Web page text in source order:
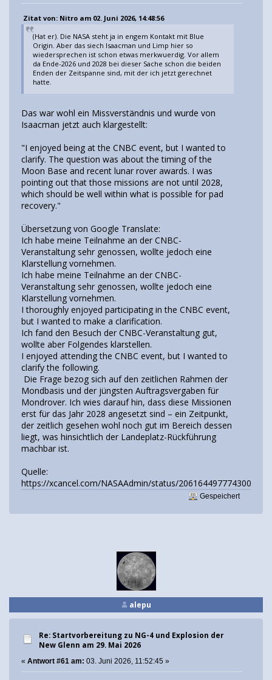
Zitat von: Nitro am 02. Juni 2026, 14:48:56
(Hat er). Die NASA steht ja in engem Kontakt mit Blue
Origin. Aber das siech Isaacman und Limp hier so
wiedersprechen ist schon etwas merkwuerdig. Vor allem
da Ende-2026 und 2028 bei dieser Sache schon die beiden
Enden der Zeitspanne sind, mit der ich jetzt gerechnet
hatte.
Das war wohl ein Missverständnis und wurde von
Isaacman jetzt auch klargestellt:
"I enjoyed being at the CNBC event, but I wanted to
clarify. The question was about the timing of the
Moon Base and recent lunar rover awards. I was
pointing out that those missions are not until 2028,
which should be well within what is possible for pad
recovery."
Übersetzung von Google Translate:
Ich habe meine Teilnahme an der CNBC-
Veranstaltung sehr genossen, wollte jedoch eine
Klarstellung vornehmen.
Ich habe meine Teilnahme an der CNBC-
Veranstaltung sehr genossen, wollte jedoch eine
Klarstellung vornehmen.
I thoroughly enjoyed participating in the CNBC event,
but I wanted to make a clarification.
Ich fand den Besuch der CNBC-Veranstaltung gut,
wollte aber Folgendes klarstellen.
I enjoyed attending the CNBC event, but I wanted to
clarify the following.
Die Frage bezog sich auf den zeitlichen Rahmen der
Mondbasis und der jüngsten Auftragsvergaben für
Mondrover. Ich wies darauf hin, dass diese Missionen
erst für das Jahr 2028 angesetzt sind – ein Zeitpunkt,
der zeitlich gesehen wohl noch gut im Bereich dessen
liegt, was hinsichtlich der Landeplatz-Rückführung
machbar ist.
Quelle:
https://xcancel.com/NASAAdmin/status/2061644977743007816
Gespeichert
alepu
Re: Startvorbereitung zu NG-4 und Explosion der
New Glenn am 29. Mai 2026
« Antwort #61 am: 03. Juni 2026, 11:52:45 »